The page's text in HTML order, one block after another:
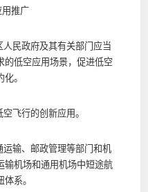
推广
政府及其有关部门应当
的低空应用场景，促进低空
。
飞行的创新应用。
输、邮政管理等部门和机
输机场和通用机场中短途航
系。